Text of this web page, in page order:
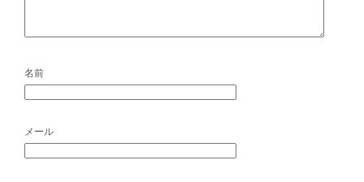
名前
メール